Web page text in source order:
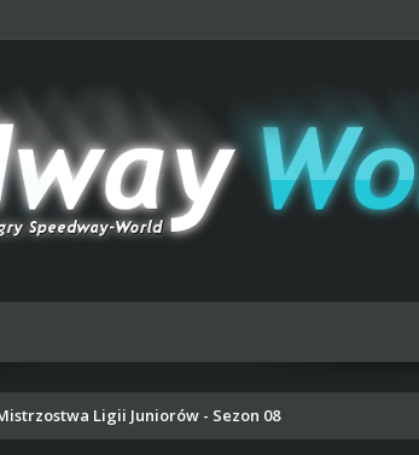
Ligii Juniorów - Sezon 08